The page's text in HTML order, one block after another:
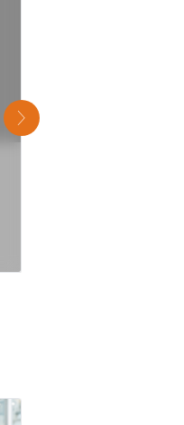
次のスライド